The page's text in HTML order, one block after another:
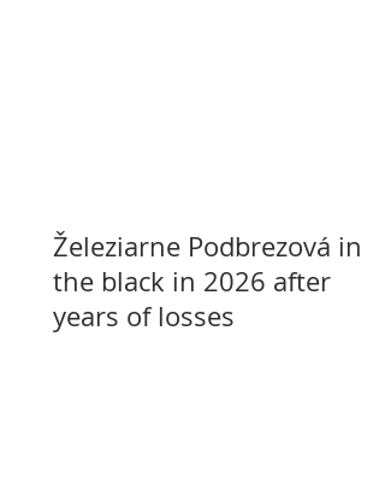
Železiarne Podbrezová in
the black in 2026 after
years of losses